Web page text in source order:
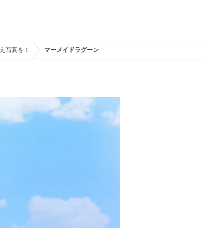
写真を！ マーメイドラグーン